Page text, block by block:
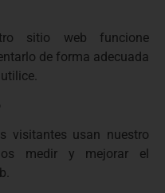
sitio web funcione
de forma adecuada
visitantes usan nuestro
medir y mejorar el